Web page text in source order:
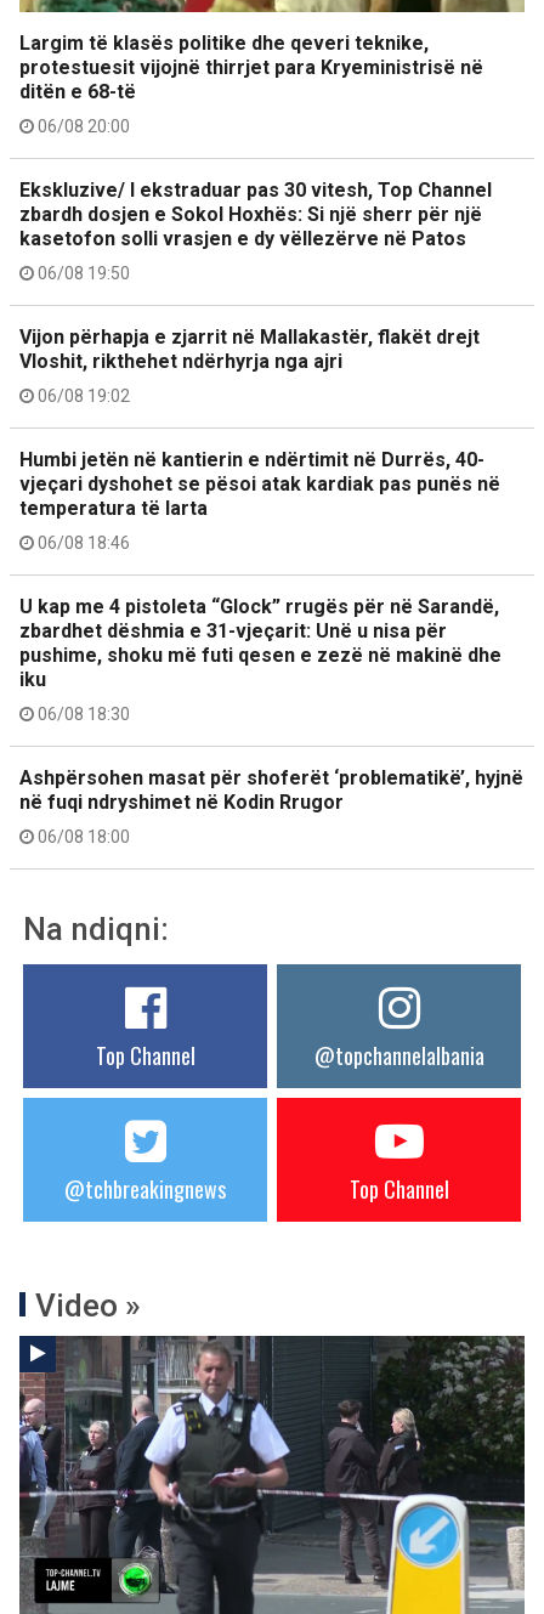
Largim të klasës politike dhe qeveri teknike,
protestuesit vijojnë thirrjet para Kryeministrisë në
ditën e 68-të
06/08 20:00
Ekskluzive/ I ekstraduar pas 30 vitesh, Top Channel
zbardh dosjen e Sokol Hoxhës: Si një sherr për një
kasetofon solli vrasjen e dy vëllezërve në Patos
06/08 19:50
Vijon përhapja e zjarrit në Mallakastër, flakët drejt
Vloshit, rikthehet ndërhyrja nga ajri
06/08 19:02
Humbi jetën në kantierin e ndërtimit në Durrës, 40-
vjeçari dyshohet se pësoi atak kardiak pas punës në
temperatura të larta
06/08 18:46
U kap me 4 pistoleta “Glock” rrugës për në Sarandë,
zbardhet dëshmia e 31-vjeçarit: Unë u nisa për
pushime, shoku më futi qesen e zezë në makinë dhe
iku
06/08 18:30
Ashpërsohen masat për shoferët ‘problematikë’, hyjnë
në fuqi ndryshimet në Kodin Rrugor
06/08 18:00
Na ndiqni:
Top Channel @topchannelalbania
@tchbreakingnews Top Channel
Video »